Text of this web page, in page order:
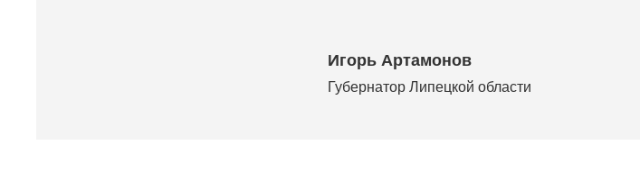
Игорь Артамонов
Губернатор Липецкой области